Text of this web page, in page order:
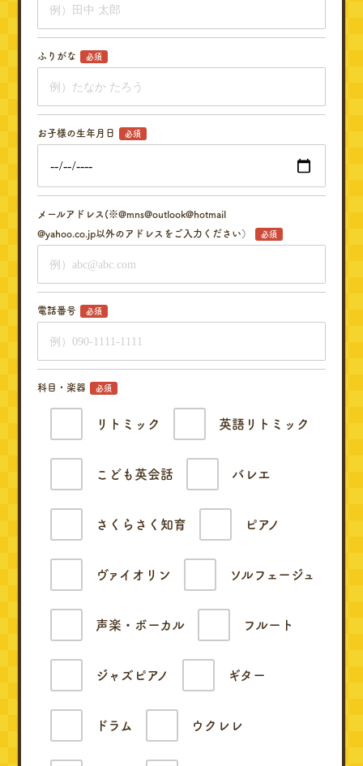
ふりがな 必須
お子様の生年月日 必須
メールアドレス(※@mns@outlook@hotmail
@yahoo.co.jp以外のアドレスをご入力ください）
必須
電話番号 必須
科目・楽器 必須
リトミック 英語リトミック
こども英会話 バレエ
さくらさく知育 ピアノ
ヴァイオリン ソルフェージュ
声楽・ボーカル フルート
ジャズピアノ ギター
ドラム ウクレレ